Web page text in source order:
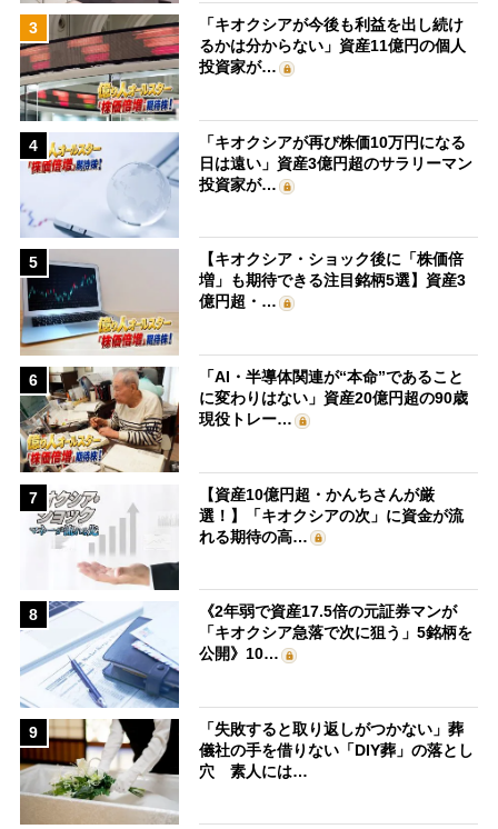
3
「キオクシアが今後も利益を出し続け
るかは分からない」資産11億円の個人
投資家が…
4
「キオクシアが再び株価10万円になる
日は遠い」資産3億円超のサラリーマン
投資家が…
5
【キオクシア・ショック後に「株価倍
増」も期待できる注目銘柄5選】資産3
億円超・…
6
「AI・半導体関連が“本命”であること
に変わりはない」資産20億円超の90歳
現役トレー…
7
【資産10億円超・かんちさんが厳
選！】「キオクシアの次」に資金が流
れる期待の高…
8
《2年弱で資産17.5倍の元証券マンが
「キオクシア急落で次に狙う」5銘柄を
公開》10…
9
「失敗すると取り返しがつかない」葬
儀社の手を借りない「DIY葬」の落とし
穴 素人には…